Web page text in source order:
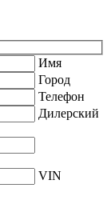
Имя
Город
Телефон
Дилерский
VIN